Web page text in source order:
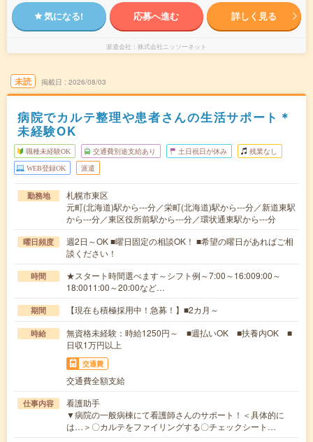
気になる! 応募へ進む 詳しく見る
派遣会社 株式会社ニッソーネット
未読 掲載日 2026/08/03
病院でカルテ整理や患者さんの生活サポート＊
未経験OK
職種未経験OK 交通費別途支給あり 土日祝日が休み 残業なし
WEB登録OK 派遣
勤務地
札幌市東区
元町(北海道)駅から---分／栄町(北海道)駅から---分／新道東駅
から---分／東区役所前駅から---分／環状通東駅から---分
曜日頻度
週2日～OK ■曜日固定の相談OK！ ■希望の曜日があればご相
談ください！
時間
★スタート時間選べます～シフト例～7:00～16:009:00～
18:0011:00～20:00など…
期間 【現在も積極採用中！急募！】■2カ月～
時給
無資格未経験：時給1250円～ ■週払いOK ■扶養内OK ■
日収1万円以上
交通費
交通費全額支給
仕事内容
看護助手
▼病院の一般病棟にて看護師さんのサポート！＜具体的に
は…＞〇カルテをファイリングする〇チェックシート…